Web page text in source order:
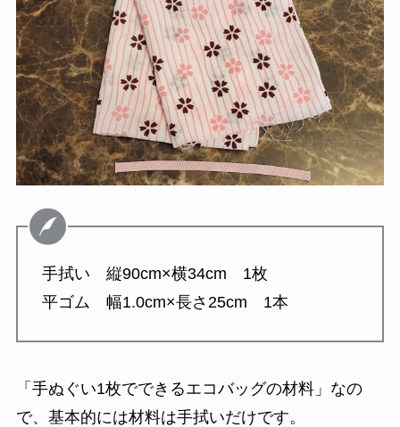
手拭い 縦90cm×横34cm 1枚
平ゴム 幅1.0cm×長さ25cm 1本
「手ぬぐい1枚でできるエコバッグの材料」なの
で、基本的には材料は手拭いだけです。